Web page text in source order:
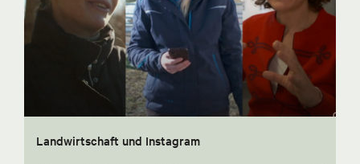
Landwirtschaft und Instagram